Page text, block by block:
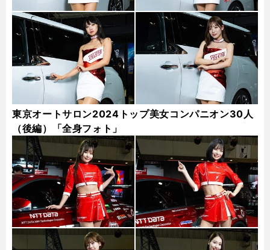
東京オートサロン2024トップ美女コンパニオン30人
（後編）「全身フォト」